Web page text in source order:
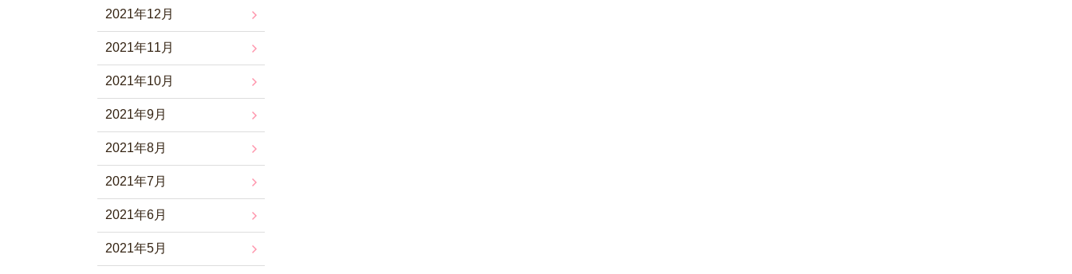
2021年12月
2021年11月
2021年10月
2021年9月
2021年8月
2021年7月
2021年6月
2021年5月